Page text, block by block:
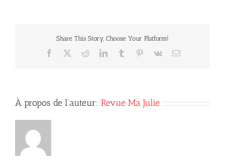
Share This Story, Choose Your Platform!
Facebook RedditLinkedInTumblr Pinterest
Vk Courriel
À propos de l’auteur: Revue Ma Julie